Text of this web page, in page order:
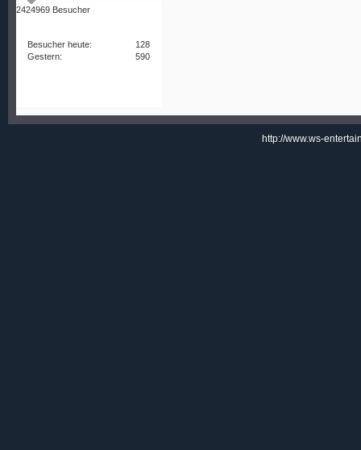
2424969 Besucher
Besucher heute:
128
Gestern:
590
http://www.ws-